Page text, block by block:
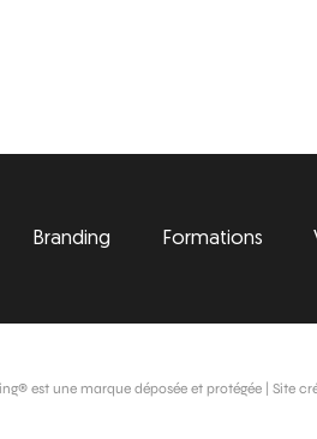
Branding Formations
est une marque déposée et protégée | Site